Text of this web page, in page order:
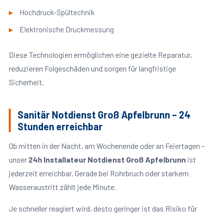
Hochdruck-Spültechnik
Elektronische Druckmessung
Diese Technologien ermöglichen eine gezielte Reparatur,
reduzieren Folgeschäden und sorgen für langfristige
Sicherheit.
Sanitär Notdienst Groß Apfelbrunn – 24
Stunden erreichbar
Ob mitten in der Nacht, am Wochenende oder an Feiertagen –
unser 24h Installateur Notdienst Groß Apfelbrunnist
jederzeit erreichbar. Gerade bei Rohrbruch oder starkem
Wasseraustritt zählt jede Minute.
Je schneller reagiert wird, desto geringer ist das Risiko für